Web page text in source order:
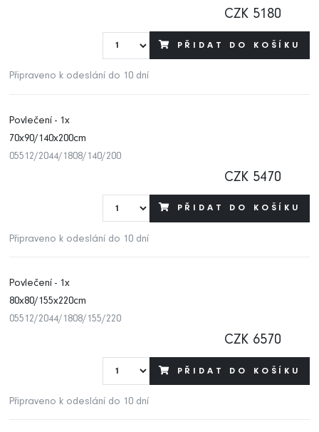
CZK 5180
PŘIDAT DO KOŠÍKU
Připraveno k odeslání do 10 dní
Povlečení - 1x
70x90/140x200cm
05512/2044/1808/140/200
CZK 5470
PŘIDAT DO KOŠÍKU
Připraveno k odeslání do 10 dní
Povlečení - 1x
80x80/155x220cm
05512/2044/1808/155/220
CZK 6570
PŘIDAT DO KOŠÍKU
Připraveno k odeslání do 10 dní